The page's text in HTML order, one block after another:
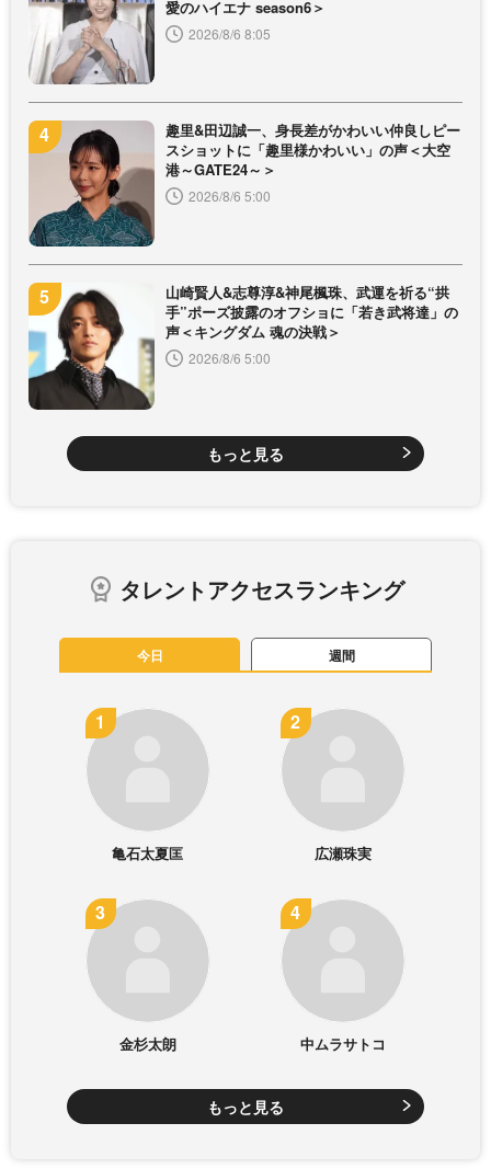
愛のハイエナ season6＞
2026/8/6 8:05
趣里&田辺誠一、身長差がかわいい仲良しピー
スショットに「趣里様かわいい」の声＜大空
港～GATE24～＞
2026/8/6 5:00
山崎賢人&志尊淳&神尾楓珠、武運を祈る“拱
手”ポーズ披露のオフショに「若き武将達」の
声＜キングダム 魂の決戦＞
2026/8/6 5:00
もっと見る
タレントアクセスランキング
今日 週間
亀石太夏匡 広瀬珠実
金杉太朗 中ムラサトコ
もっと見る